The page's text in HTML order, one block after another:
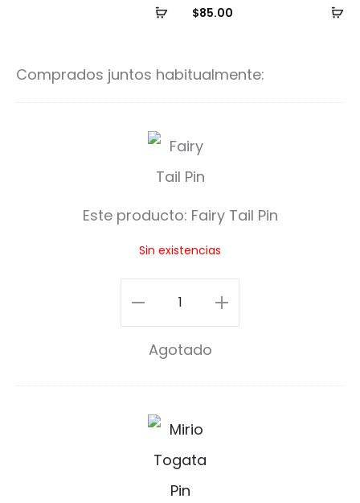
Añadir
$85.00
Comprados juntos habitualmente:
F
a
y
a
i
l
n
Este producto: Fairy Tail Pin
Sin existencias
Fairy
Tail
cantidad
Agotado
M
i
r